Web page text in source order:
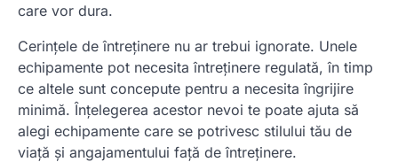
care vor dura.
Cerințele de întreținere nu ar trebui ignorate. Unele
echipamente pot necesita întreținere regulată, în timp
ce altele sunt concepute pentru a necesita îngrijire
minimă. Înțelegerea acestor nevoi te poate ajuta să
alegi echipamente care se potrivesc stilului tău de
viață și angajamentului față de întreținere.